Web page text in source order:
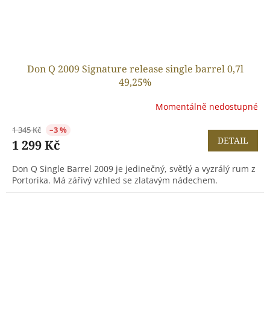
Don Q 2009 Signature release single barrel 0,7l
49,25%
Momentálně nedostupné
1 345 Kč –3 %
1 299 Kč DETAIL
Don Q Single Barrel 2009 je jedinečný, světlý a vyzrálý rum z
Portorika. Má zářivý vzhled se zlatavým nádechem.